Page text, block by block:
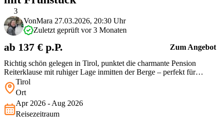
3
Richtig schön gelegen in Tirol, punktet die charmante Pension
Reiterklause mit ruhiger Lage inmitten der Berge – perfekt für
entspannte Wanderwochenenden. Das Frühstück ist solide, WLAN
kostenlos, dazu gibt’s Pool und Bar zur Erholung. Für das Geld
gern dr…
VonMara 27.03.2026, 20:30 Uhr
Zuletzt geprüft vor 3 Monaten
ab 137 € p.P. Zum Angebot
Tirol
Ort
Apr 2026 - Aug 2026
Reisezeitraum